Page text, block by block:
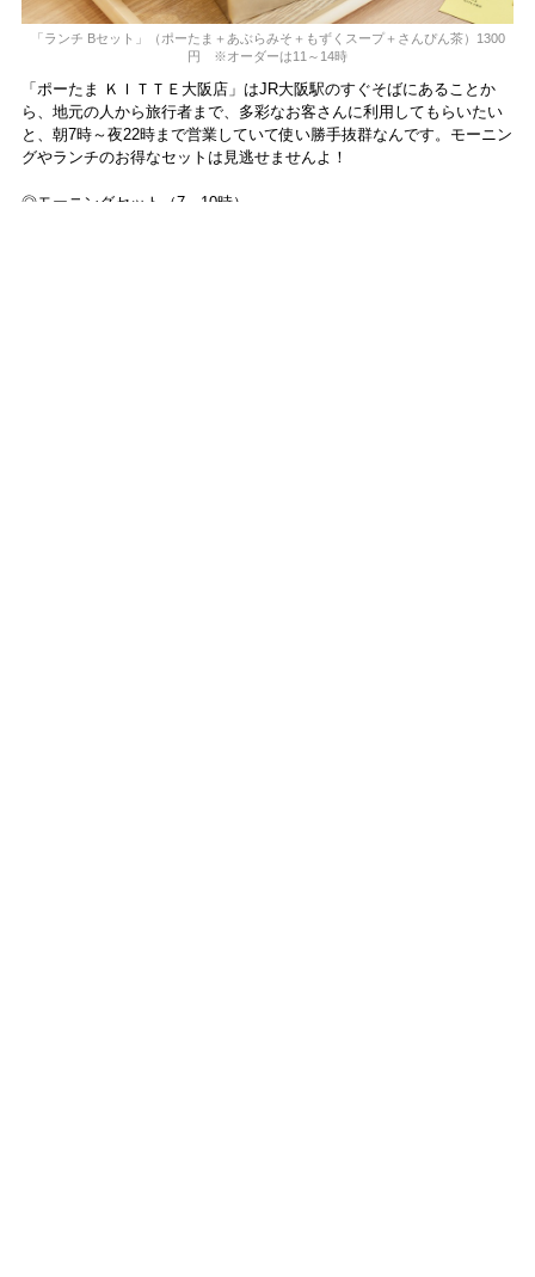
「ランチ Bセット」（ポーたま＋あぶらみそ＋もずくスープ＋さんぴん茶）1300
円 ※オーダーは11～14時
「ポーたま ＫＩＴＴＥ大阪店」はJR大阪駅のすぐそばにあることか
ら、地元の人から旅行者まで、多彩なお客さんに利用してもらいたい
と、朝7時～夜22時まで営業していて使い勝手抜群なんです。モーニン
グやランチのお得なセットは見逃せませんよ！
◎モーニングセット（7～10時）